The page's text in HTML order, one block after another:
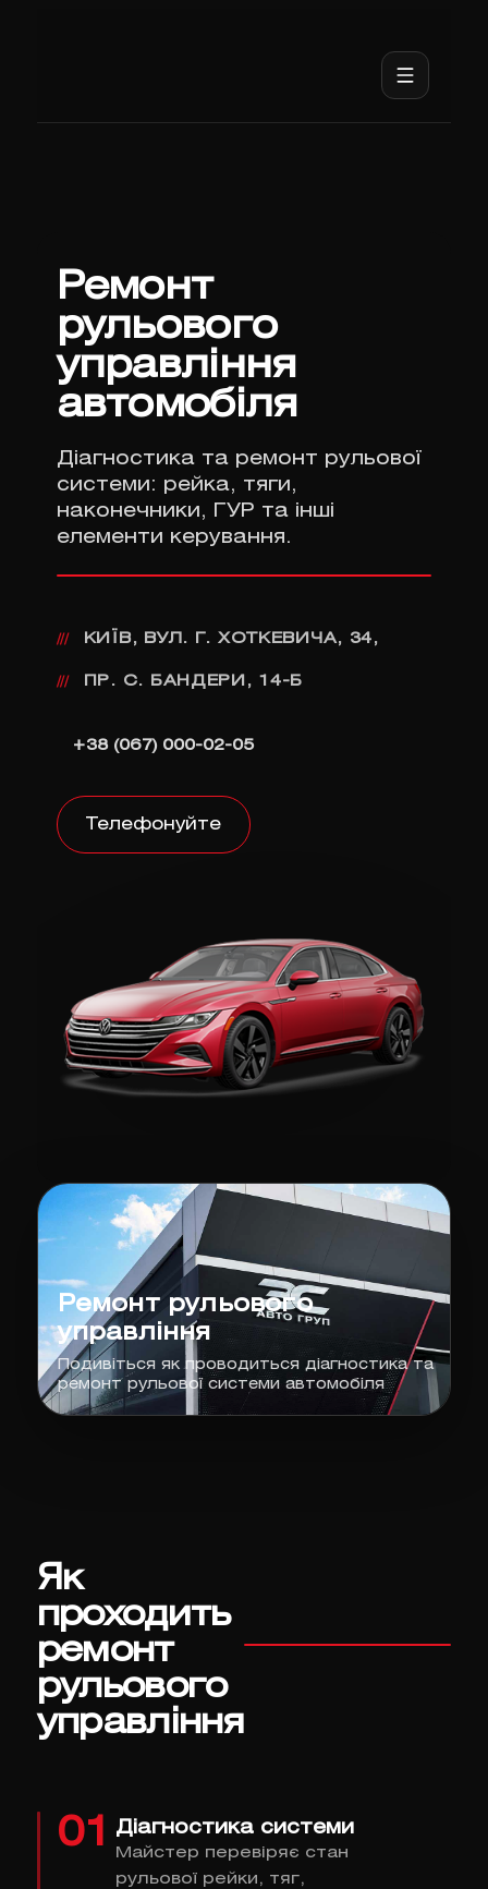
Ремонт
рульового
управління
автомобіля
Діагностика та ремонт рульової
системи: рейка, тяги,
наконечники, ГУР та інші
елементи керування.
/// КИЇВ, ВУЛ. Г. ХОТКЕВИЧА, 34,
/// ПР. С. БАНДЕРИ, 14-Б
+38 (067) 000-02-05
Телефонуйте
Ремонт рульового
управління
Подивіться як проводиться діагностика та
ремонт рульової системи автомобіля
Як
проходить
ремонт
рульового
управління
01 Діагностика системи
Майстер перевіряє стан
рульової рейки, тяг,